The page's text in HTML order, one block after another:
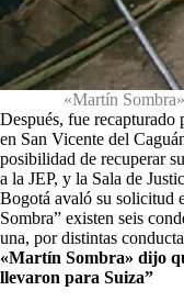
«Martín
Después, fue
en San Vicente del
posibilidad de recuperar
a la JEP, y la Sala de
Bogotá avaló su solicitud
Sombra” existen seis
una, por distintas
«Martín Sombra» dijo
llevaron para Suiza”